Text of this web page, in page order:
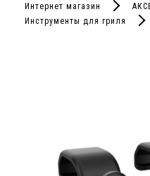
Интернет магазин
Инструменты для гриля